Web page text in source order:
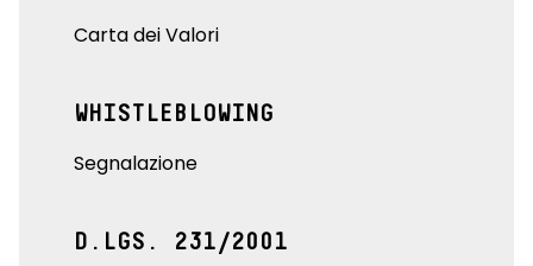
Carta dei Valori
WHISTLEBLOWING
Segnalazione
D.LGS. 231/2001